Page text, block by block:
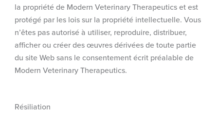
la propriété de Modern Veterinary Therapeutics et est
protégé par les lois sur la propriété intellectuelle. Vous
n’êtes pas autorisé à utiliser, reproduire, distribuer,
afficher ou créer des œuvres dérivées de toute partie
du site Web sans le consentement écrit préalable de
Modern Veterinary Therapeutics.
Résiliation